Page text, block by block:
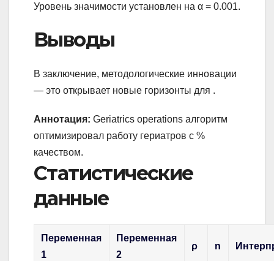
Уровень значимости установлен на α = 0.001.
Выводы
В заключение, методологические инновации
— это открывает новые горизонты для .
Аннотация: Geriatrics operations алгоритм
оптимизировал работу гериатров с %
качеством.
Статистические
данные
Переменная
1
Переменная
2
ρ n